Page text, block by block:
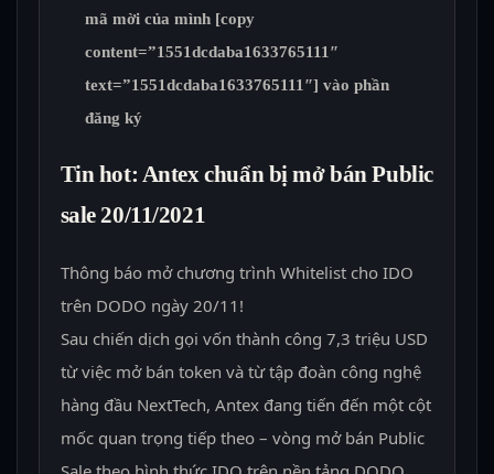
mã mời của mình [copy
content=”1551dcdaba1633765111″
text=”1551dcdaba1633765111″] vào phần
đăng ký
Tin hot: Antex chuẩn bị mở bán Public
sale 20/11/2021
Thông báo mở chương trình Whitelist cho IDO
trên DODO ngày 20/11!
Sau chiến dịch gọi vốn thành công 7,3 triệu USD
từ việc mở bán token và từ tập đoàn công nghệ
hàng đầu NextTech, Antex đang tiến đến một cột
mốc quan trọng tiếp theo – vòng mở bán Public